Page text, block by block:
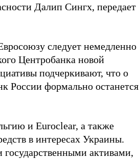
Далип Сингх, передает
следует немедленно
Центробанка новой
подчеркивают, что о
России формально останется
и Euroclear, а также
в интересах Украины.
активами,